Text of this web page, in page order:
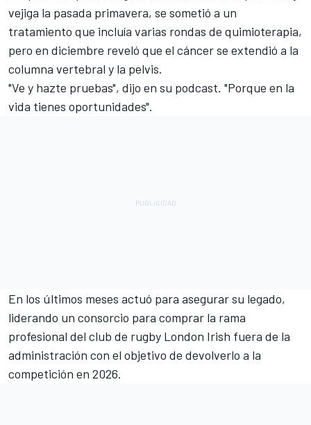
vejiga la pasada primavera, se sometió a un
tratamiento que incluía varias rondas de quimioterapia,
pero en diciembre reveló que el cáncer se extendió a la
columna vertebral y la pelvis.
"Ve y hazte pruebas", dijo en su podcast. "Porque en la
vida tienes oportunidades".
En los últimos meses actuó para asegurar su legado,
liderando un consorcio para comprar la rama
profesional del club de rugby London Irish fuera de la
administración con el objetivo de devolverlo a la
competición en 2026.